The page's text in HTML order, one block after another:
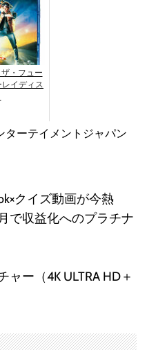
・フュー
イディス
ターテイメントジャパン
クイズ動画が今熱
で収益化へのプラチナ
ー（4K ULTRA HD＋